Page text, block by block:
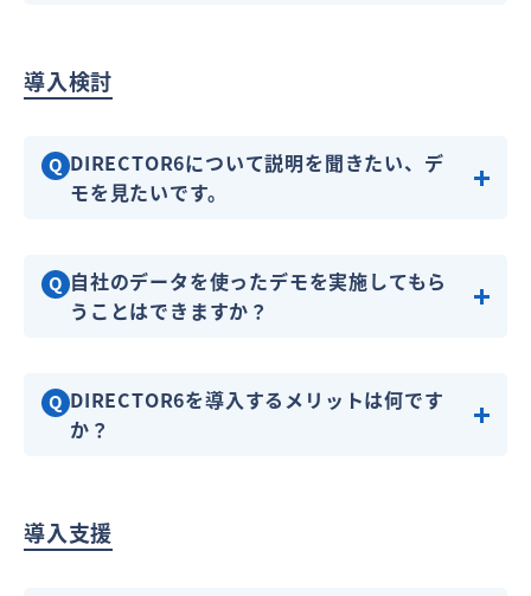
導入検討
Q DIRECTOR6について説明を聞きたい、デ
モを見たいです。
Q 自社のデータを使ったデモを実施してもら
うことはできますか？
Q DIRECTOR6を導入するメリットは何です
か？
導入支援